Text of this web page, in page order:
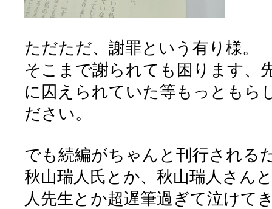
ただただ、謝罪という有り様。
そこまで謝られても困ります、
に囚えられていた等もっともら
ださい。
でも続編がちゃんと刊行される
秋山瑞人氏とか、秋山瑞人さん
人先生とか超遅筆過ぎて泣けて